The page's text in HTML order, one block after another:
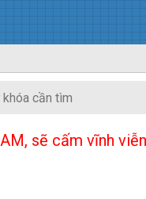
sẽ cấm vĩnh